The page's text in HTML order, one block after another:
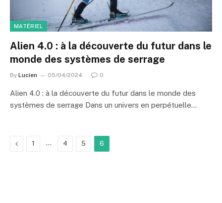
MATÉRIEL
Alien 4.0 : à la découverte du futur dans le
monde des systèmes de serrage
By Lucien 05/04/2024 0
Alien 4.0 : à la découverte du futur dans le monde des
systèmes de serrage Dans un univers en perpétuelle…
Previous
1 … 4 5 6